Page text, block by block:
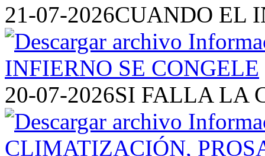
21-07-2026CUANDO EL
20-07-2026SI FALLA LA